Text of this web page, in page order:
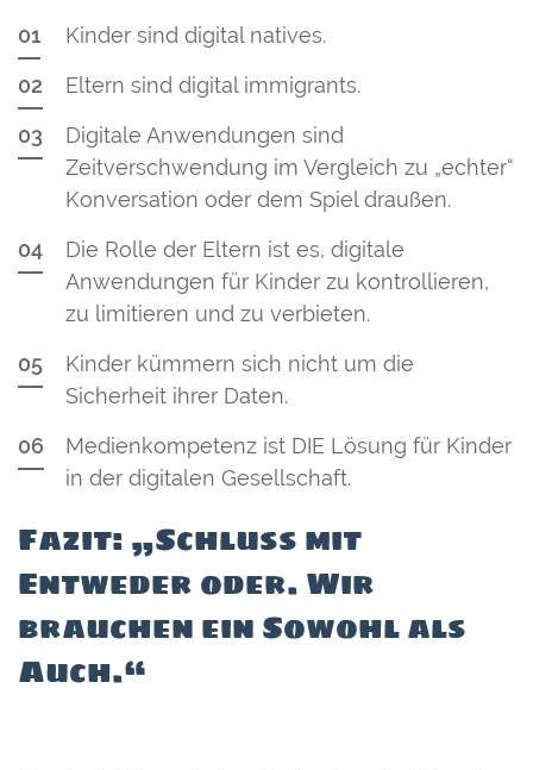
Kinder sind digital natives.
Eltern sind digital immigrants.
Digitale Anwendungen sind
Zeitverschwendung im Vergleich zu „echter“
Konversation oder dem Spiel draußen.
Die Rolle der Eltern ist es, digitale
Anwendungen für Kinder zu kontrollieren,
zu limitieren und zu verbieten.
Kinder kümmern sich nicht um die
Sicherheit ihrer Daten.
Medienkompetenz ist DIE Lösung für Kinder
in der digitalen Gesellschaft.
Fazit: „Schluss mit
Entweder oder. Wir
brauchen ein Sowohl als
Auch.“